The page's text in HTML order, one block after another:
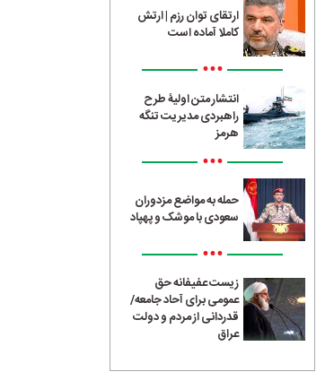
ارتقای توان رزم | ارتش
کاملا آماده است
•••
انتشار متن اولیۀ طرح
راهبردی مدیریت تنگه
هرمز
•••
حمله به مواضع مزدوران
سعودی با موشک و پهپاد
•••
زیست عفیفانه حق
عمومی برای آحاد جامعه/
قدردانی از مردم و دولت
عراق